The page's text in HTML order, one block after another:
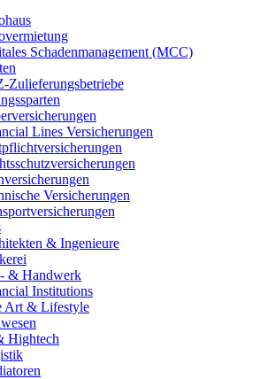
Schadenmanagement (MCC)
Zulieferungsbetriebe
Lines Versicherungen
Versicherungen
& Ingenieure
& Handwerk
Institutions
Art & Lifestyle
Hightech